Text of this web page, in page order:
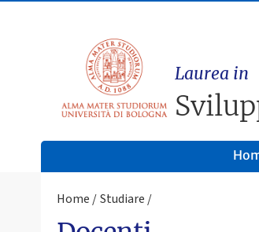
Laurea in
Home Studiare